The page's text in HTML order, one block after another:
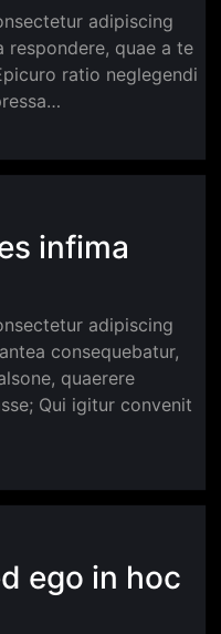
adipiscing
respondere, quae a te
ratio neglegendi
infima
adipiscing
consequebatur,
quaerere
Qui igitur convenit
ego in hoc